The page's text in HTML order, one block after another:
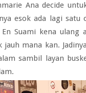
Ana decide
esok ada lagi satu
Suami kena ulang
jauh mana kan.
sambil layan